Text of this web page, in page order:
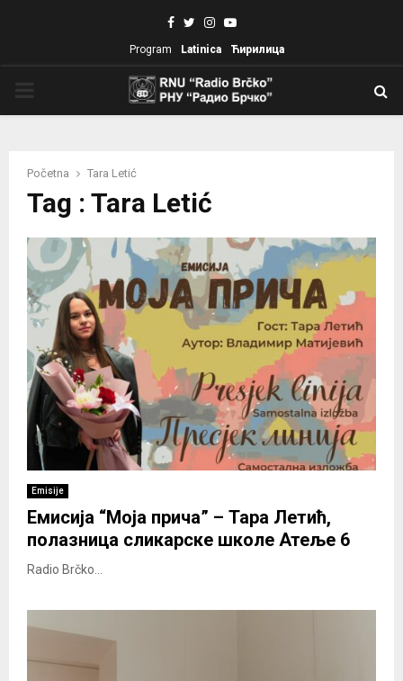
Facebook
TwitterInstagram
Youtube
Program Latinica Ћирилица
Početna Tara Letić
Tag : Tara Letić
Emisije
Емисија “Моја прича” – Тара Летић,
полазница сликарске школе Атеље 6
Radio Brčko...